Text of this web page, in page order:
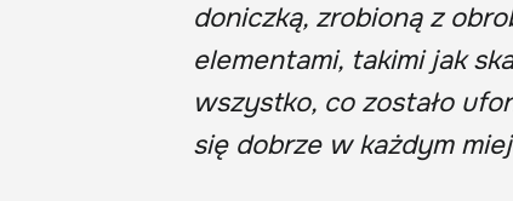
doniczką, zrobioną z
elementami, takimi jak
wszystko, co zostało
się dobrze w każdym